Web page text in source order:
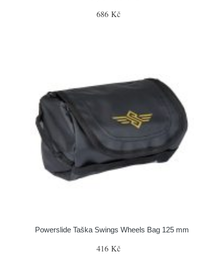
686 Kč
Powerslide Taška Swings Wheels Bag 125 mm
416 Kč